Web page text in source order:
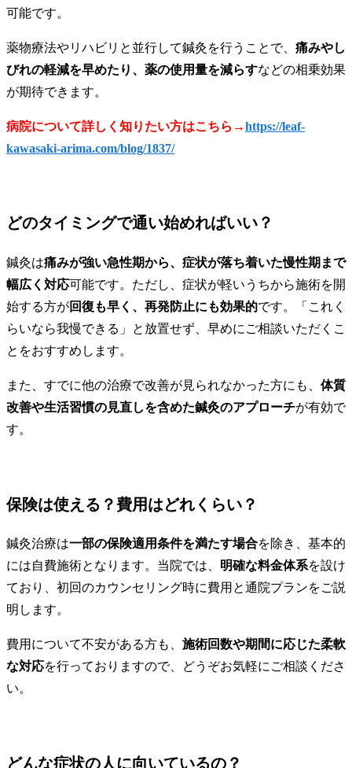
可能です。
薬物療法やリハビリと並行して鍼灸を行うことで、 痛みやし
びれの軽減を早めたり、薬の使用量を減らすなどの相乗効果
が期待できます。
病院について詳しく知りたい方はこちら→https://leaf-
kawasaki-arima.com/blog/1837/
どのタイミングで通い始めればいい？
鍼灸は痛みが強い急性期から、症状が落ち着いた慢性期まで
幅広く対応可能です。ただし、症状が軽いうちから施術を開
始する方が回復も早く、再発防止にも効果的です。「これく
らいなら我慢できる」と放置せず、早めにご相談いただくこ
とをおすすめします。
また、すでに他の治療で改善が見られなかった方にも、 体質
改善や生活習慣の見直しを含めた鍼灸のアプローチが有効で
す。
保険は使える？費用はどれくらい？
鍼灸治療は一部の保険適用条件を満たす場合を除き、基本的
には自費施術となります。当院では、 明確な料金体系を設け
ており、初回のカウンセリング時に費用と通院プランをご説
明します。
費用について不安がある方も、 施術回数や期間に応じた柔軟
な対応を行っておりますので、どうぞお気軽にご相談くださ
い。
どんな症状の人に向いているの？